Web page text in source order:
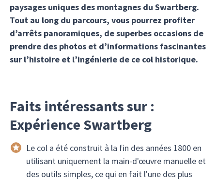
paysages uniques des montagnes du Swartberg.
Tout au long du parcours, vous pourrez profiter
d’arrêts panoramiques, de superbes occasions de
prendre des photos et d’informations fascinantes
sur l’histoire et l’ingénierie de ce col historique.
Faits intéressants sur :
Expérience Swartberg
Le col a été construit à la fin des années 1800 en
utilisant uniquement la main-d'œuvre manuelle et
des outils simples, ce qui en fait l'une des plus